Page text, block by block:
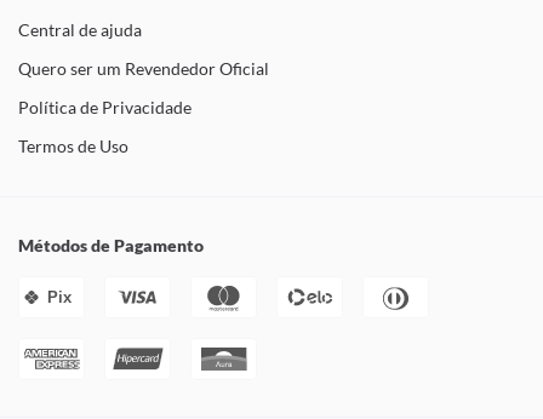
Central de ajuda
Quero ser um Revendedor Oficial
Política de Privacidade
Termos de Uso
Métodos de Pagamento
Pix